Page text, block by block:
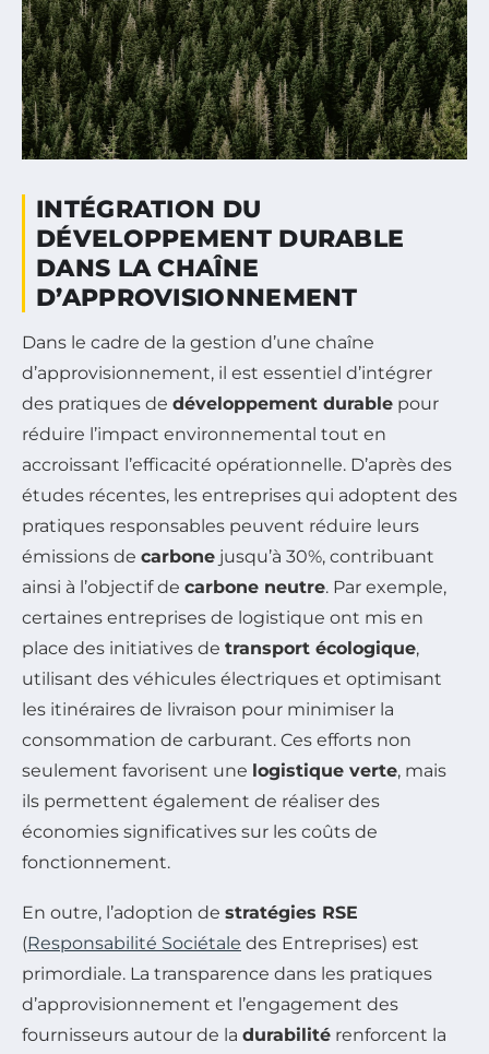
INTÉGRATION DU
DÉVELOPPEMENT DURABLE
DANS LA CHAÎNE
D’APPROVISIONNEMENT
Dans le cadre de la gestion d’une chaîne
d’approvisionnement, il est essentiel d’intégrer
des pratiques de développement durable pour
réduire l’impact environnemental tout en
accroissant l’efficacité opérationnelle. D’après des
études récentes, les entreprises qui adoptent des
pratiques responsables peuvent réduire leurs
émissions de carbone jusqu’à 30%, contribuant
ainsi à l’objectif de carbone neutre. Par exemple,
certaines entreprises de logistique ont mis en
place des initiatives de transport écologique,
utilisant des véhicules électriques et optimisant
les itinéraires de livraison pour minimiser la
consommation de carburant. Ces efforts non
seulement favorisent une logistique verte, mais
ils permettent également de réaliser des
économies significatives sur les coûts de
fonctionnement.
En outre, l’adoption de stratégies RSE
(Responsabilité Sociétale des Entreprises) est
primordiale. La transparence dans les pratiques
d’approvisionnement et l’engagement des
fournisseurs autour de la durabilité renforcent la